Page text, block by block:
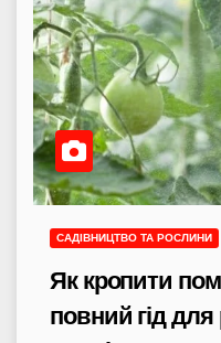
САДІВНИЦТВО ТА РОСЛИНИ
Як кропити
повний гід